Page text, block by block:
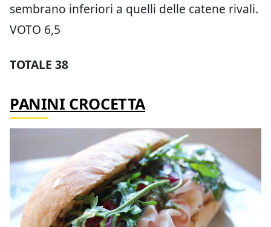
sembrano inferiori a quelli delle catene rivali.
VOTO 6,5
TOTALE 38
PANINI CROCETTA